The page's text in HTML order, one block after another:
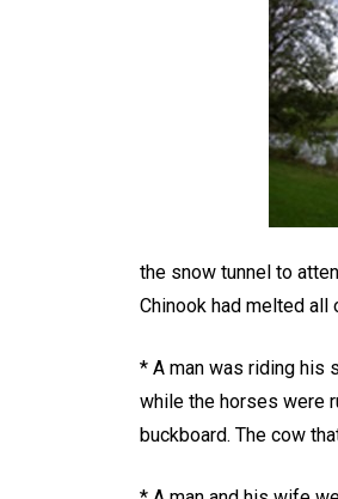
the snow tunnel to
Chinook had melted all
* A man was riding his
while the horses were
buckboard. The cow